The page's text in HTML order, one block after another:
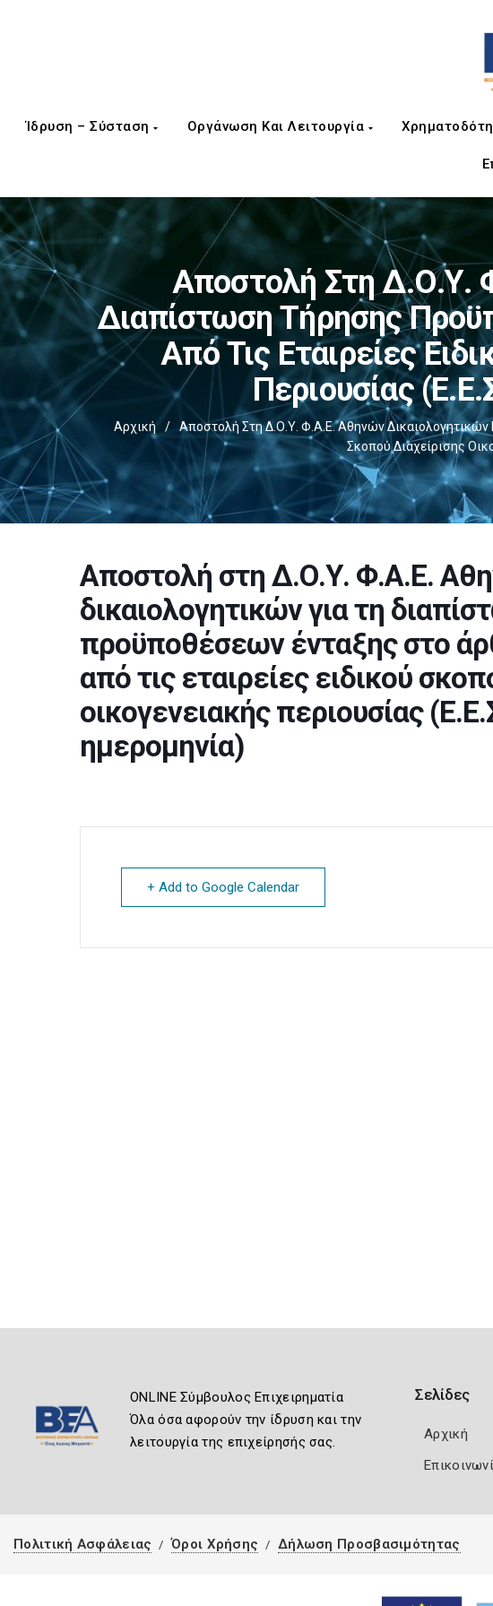
Ίδρυση – Σύσταση Οργάνωση Και Λειτουργία
Αποστολή Στη Δ.Ο.Υ.
Διαπίστωση Τήρησης
Από Τις Εταιρείες
Περιουσίας
Αρχική /
Αποστολή Στη Δ.Ο.Υ. Φ.Α.Ε. Αθηνών Δικαιολογητικών
Σκοπού Διαχείρισης
Αποστολή στη Δ.Ο.Υ. Φ.Α.Ε.
δικαιολογητικών για τη
προϋποθέσεων ένταξης στο
από τις εταιρείες ειδικού
οικογενειακής περιουσίας
ημερομηνία)
+ Add to Google Calendar
ONLINE Σύμβουλος Επιχειρηματία
Όλα όσα αφορούν την ίδρυση και την
λειτουργία της επιχείρησής σας.
Σελίδες
Αρχική
Πολιτική Ασφάλειας Όροι Χρήσης Δήλωση Προσβασιμότητας